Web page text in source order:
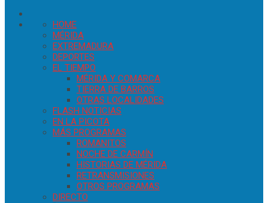
HOME
MÉRIDA
EXTREMADURA
DEPORTES
EL TIEMPO
MÉRIDA Y COMARCA
TIERRA DE BARROS
OTRAS LOCALIDADES
FLASH NOTICIAS
EN LA PICOTA
MÁS PROGRAMAS
ROMANITOS
NOCHE DE CARMÍN
HISTORIAS DE MÉRIDA
RETRANSMISIONES
OTROS PROGRAMAS
DIRECTO